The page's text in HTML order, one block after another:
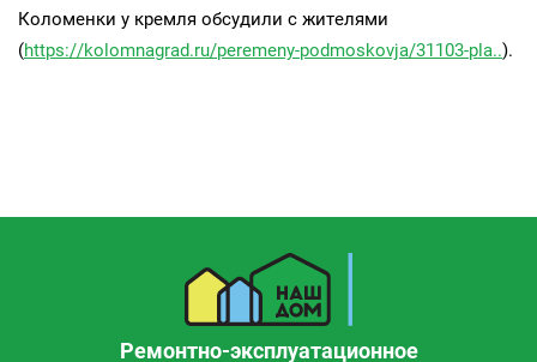
Коломенки у кремля обсудили с жителями
(https://kolomnagrad.ru/peremeny-podmoskovja/31103-pla..).
Ремонтно-эксплуатационное